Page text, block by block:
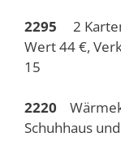
2295 2
Wert 44 €,
15
2220
Schuhhaus